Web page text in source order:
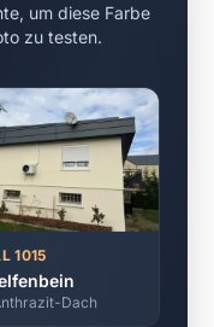
um diese Farbe
zu testen.
1015
Dach